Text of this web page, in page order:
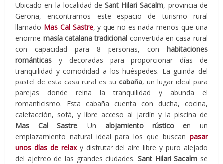
Ubicado en la localidad deSant Hilari Sacalm, provincia de
Gerona, encontramos este espacio de turismo rural
llamado Mas Cal Sastre, y que no es nada menos que una
enorme masía catalana tradicional convertida en casa rural
con capacidad para 8 personas, con habitaciones
románticas y decoradas para proporcionar días de
tranquilidad y comodidad a los huéspedes. La guinda del
pastel de esta casa rural es su cabaña, un lugar ideal para
parejas donde reina la tranquilidad y abunda el
romanticismo. Esta cabaña cuenta con ducha, cocina,
calefacción, sofá, y libre acceso al jardín y la piscina de
Mas Cal Sastre. Un alojamiento rústico en un
emplazamiento natural ideal para los que buscan pasar
unos días de relaxy disfrutar del aire libre y puro alejado
del ajetreo de las grandes ciudades. Sant Hilari Sacalm se